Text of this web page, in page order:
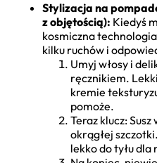
Stylizacja na
z objętością): Kiedyś
kosmiczna
kilku ruchów i
Umyj włosy i
ręcznikiem.
kremie
pomoże.
Teraz klucz:
okrągłej
lekko do tyłu